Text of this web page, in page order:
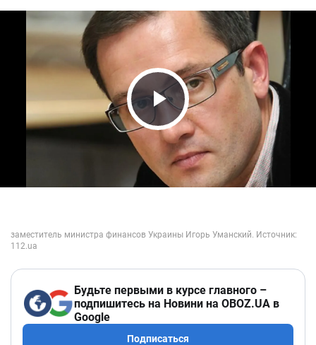
Play Video
Будьте первыми в курсе главного –
подпишитесь на Новини на OBOZ.UA в
Google
Подписаться